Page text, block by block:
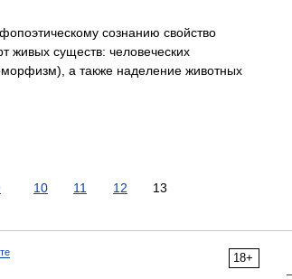
сознанию свойство
живых существ: человеческих
а также наделение животных
10 11 12 13
18+